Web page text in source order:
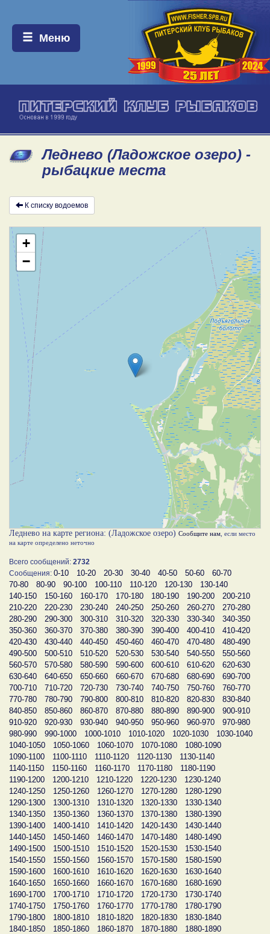
Меню:
Меню
Леднево (Ладожское озеро) -
рыбацкие места
К списку водоемов
+
−
Леднево на карте региона: (Ладожское озеро) Сообщите нам , если место
на карте определено неточно
Всего сообщений: 2732
Сообщения: 0-10 10-20 20-30 30-40 40-50 50-60
60-70
70-80
80-90 90-100 100-110 110-120 120-130
130-140
140-150
150-160 160-170 170-180 180-190 190-200
200-210
210-220
220-230 230-240 240-250 250-260 260-270
270-280
280-290
290-300 300-310 310-320 320-330 330-340
340-350
350-360
360-370 370-380 380-390 390-400 400-410
410-420
420-430
430-440 440-450 450-460 460-470 470-480
480-490
490-500
500-510 510-520 520-530 530-540 540-550
550-560
560-570
570-580 580-590 590-600 600-610 610-620
620-630
630-640
640-650 650-660 660-670 670-680 680-690
690-700
700-710
710-720 720-730 730-740 740-750 750-760
760-770
770-780
780-790 790-800 800-810 810-820 820-830
830-840
840-850
850-860 860-870 870-880 880-890 890-900
900-910
910-920
920-930 930-940 940-950 950-960 960-970
970-980
980-990
990-1000 1000-1010 1010-1020 1020-1030
1030-1040
1040-1050
1050-1060 1060-1070 1070-1080
1080-1090
1090-1100
1100-1110 1110-1120 1120-1130
1130-1140
1140-1150
1150-1160 1160-1170 1170-1180
1180-1190
1190-1200
1200-1210 1210-1220 1220-1230
1230-1240
1240-1250
1250-1260 1260-1270 1270-1280
1280-1290
1290-1300
1300-1310 1310-1320 1320-1330
1330-1340
1340-1350
1350-1360 1360-1370 1370-1380
1380-1390
1390-1400
1400-1410 1410-1420 1420-1430
1430-1440
1440-1450
1450-1460 1460-1470 1470-1480
1480-1490
1490-1500
1500-1510 1510-1520 1520-1530
1530-1540
1540-1550
1550-1560 1560-1570 1570-1580
1580-1590
1590-1600
1600-1610 1610-1620 1620-1630
1630-1640
1640-1650
1650-1660 1660-1670 1670-1680
1680-1690
1690-1700
1700-1710 1710-1720 1720-1730
1730-1740
1740-1750
1750-1760 1760-1770 1770-1780
1780-1790
1790-1800
1800-1810 1810-1820 1820-1830
1830-1840
1840-1850
1850-1860 1860-1870 1870-1880
1880-1890